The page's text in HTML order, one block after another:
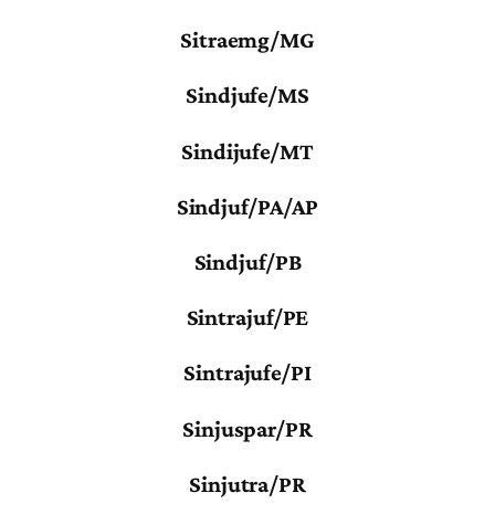
Sitraemg/MG
Sindjufe/MS
Sindijufe/MT
Sindjuf/PA/AP
Sindjuf/PB
Sintrajuf/PE
Sintrajufe/PI
Sinjuspar/PR
Sinjutra/PR